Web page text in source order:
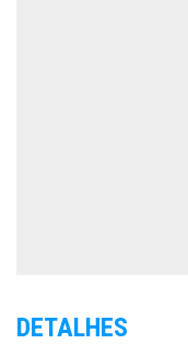
DETALHES